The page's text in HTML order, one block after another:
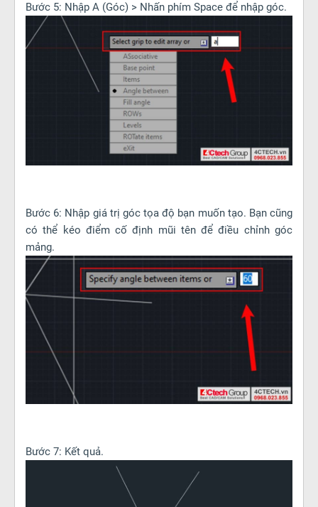
Bước 5: Nhập A (Góc) > Nhấn phím Space để nhập góc.
Bước 6: Nhập giá trị góc tọa độ bạn muốn tạo. Bạn cũng
có thể kéo điểm cố định mũi tên để điều chỉnh góc
mảng.
Bước 7: Kết quả.